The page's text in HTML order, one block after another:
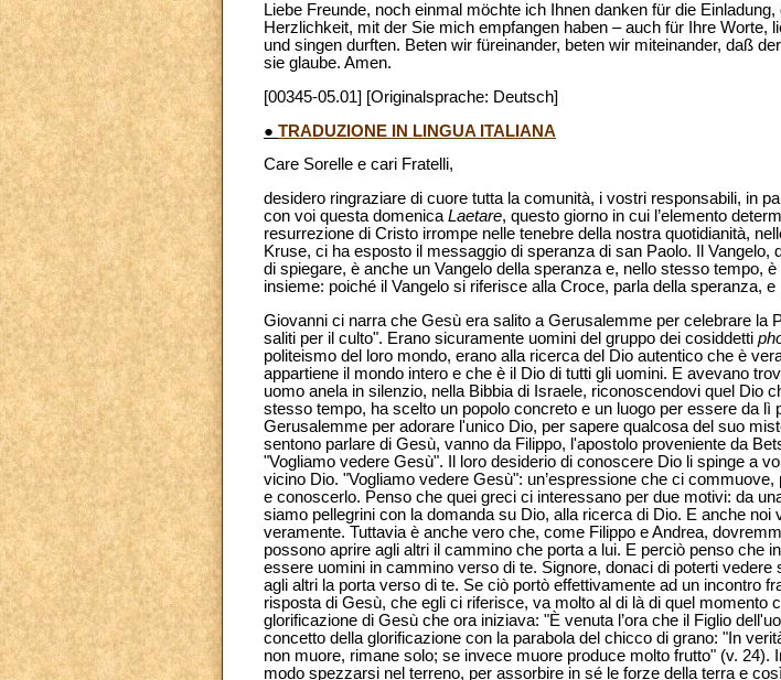
Liebe Freunde, noch einmal möchte ich Ihnen danken für die
Herzlichkeit, mit der Sie mich empfangen haben – auch für Ihre Worte,
und singen durften. Beten wir füreinander, beten wir miteinander, daß
sie glaube. Amen.
[00345-05.01] [Originalsprache: Deutsch]
● TRADUZIONE IN LINGUA ITALIANA
Care Sorelle e cari Fratelli,
desidero ringraziare di cuore tutta la comunità, i vostri responsabili, in
con voi questa domenica Laetare, questo giorno in cui l’elemento
resurrezione di Cristo irrompe nelle tenebre della nostra quotidianità,
Kruse, ci ha esposto il messaggio di speranza di san Paolo. Il
di spiegare, è anche un Vangelo della speranza e, nello stesso tempo,
insieme: poiché il Vangelo si riferisce alla Croce, parla della speranza,
Giovanni ci narra che Gesù era salito a Gerusalemme per celebrare la
saliti per il culto". Erano sicuramente uomini del gruppo dei cosiddetti
politeismo del loro mondo, erano alla ricerca del Dio autentico che è
appartiene il mondo intero e che è il Dio di tutti gli uomini. E avevano
uomo anela in silenzio, nella Bibbia di Israele, riconoscendovi quel Dio
stesso tempo, ha scelto un popolo concreto e un luogo per essere da
Gerusalemme per adorare l'unico Dio, per sapere qualcosa del suo
sentono parlare di Gesù, vanno da Filippo, l'apostolo proveniente da
"Vogliamo vedere Gesù". Il loro desiderio di conoscere Dio li spinge a
vicino Dio. "Vogliamo vedere Gesù": un’espressione che ci
e conoscerlo. Penso che quei greci ci interessano per due motivi: da
siamo pellegrini con la domanda su Dio, alla ricerca di Dio. E anche
veramente. Tuttavia è anche vero che, come Filippo e Andrea,
possono aprire agli altri il cammino che porta a lui. E perciò penso che
essere uomini in cammino verso di te. Signore, donaci di poterti
agli altri la porta verso di te. Se ciò portò effettivamente ad un incontro
risposta di Gesù, che egli ci riferisce, va molto al di là di quel momento
glorificazione di Gesù che ora iniziava: "È venuta l’ora che il Figlio
concetto della glorificazione con la parabola del chicco di grano: "In
non muore, rimane solo; se invece muore produce molto frutto" (v.
modo spezzarsi nel terreno, per assorbire in sé le forze della terra e